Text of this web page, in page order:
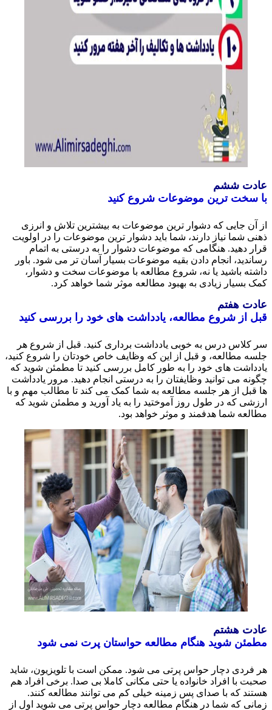
ششم
سخت ترین موضوعات شروع کنید
جایی که دشوار ترین موضوعات به بیشترین تلاش و انرزی
شما نیاز دارند، شما باید دشوار ترین موضوعات را در اولویت
دهید. هنگامی که موضوعات دشوار را به درستی به اتمام
انجام دادن بقیه موضوعات بسیار آسان تر می شود. باور
باشید یا نه، شروع مطالعه با موضوعات سخت و دشوار،
بسیار زیادی به بهبود مطالعه موثر شما خواهد کرد.
هفتم
از شروع مطالعه، یادداشت های خود را بررسی کنید
درس به خوبی یادداشت برداری کنید. قبل از شروع هر
مطالعه، و قبل از این که وظایف خاص خودتان را شروع کنید،
های خود را به طور کامل بررسی کنید تا مطمئن شوید که
می توانید وظایفتان را به درستی انجام دهید. مرور یادداشت
از هر جلسه مطالعه به شما کمک می کند تا مطالب مهم و با
که در طول روز آموختید را به یاد آورید و مطمئن شوید که
شما هدفمند و موثر خواهد بود.
هشتم
شوید هنگام مطالعه حواستان پرت نمی شود
دچار حواس پرتی می شود. ممکن است با تلویزیون، شاید
با افراد خانواده یا حتی مکانی کاملا بی صدا. برخی افراد هم
که با صدای پس زمینه خیلی کم می توانند مطالعه کنند.
که شما در هنگام مطالعه دچار حواس پرتی می شوید اول از